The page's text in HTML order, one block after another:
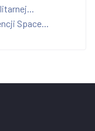
Space...